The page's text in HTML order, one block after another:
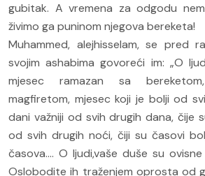
gubitak. A vremena za odgodu
živimo ga puninom njegova bereketa!
Muhammed, alejhisselam, se pred
svojim ashabima govoreći im: „O
mjesec ramazan sa
magfiretom, mjesec koji je bolji od
dani važniji od svih drugih dana, čije
od svih drugih noći, čiji su časovi
časova.... O ljudi,vaše duše su
Oslobodite ih traženjem oprosta od